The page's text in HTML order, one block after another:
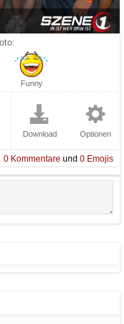
Funny
Download
Optionen
0 Kommentare und 0 Emojis